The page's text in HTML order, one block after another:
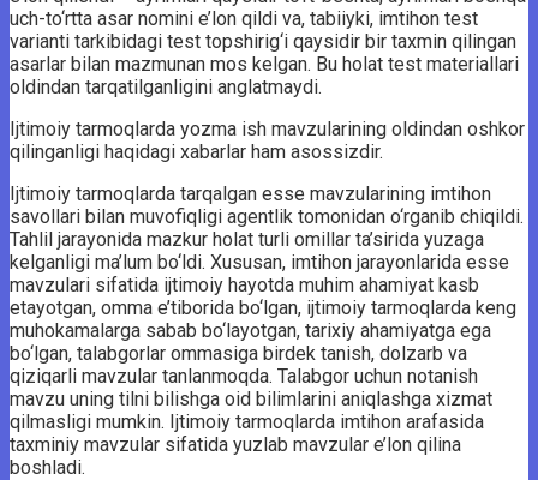
uch-to‘rtta asar nomini e’lon qildi va, tabiiyki, imtihon test
varianti tarkibidagi test topshirig‘i qaysidir bir taxmin qilingan
asarlar bilan mazmunan mos kelgan. Bu holat test materiallari
oldindan tarqatilganligini anglatmaydi.
Ijtimoiy tarmoqlarda yozma ish mavzularining oldindan oshkor
qilinganligi haqidagi xabarlar ham asossizdir.
Ijtimoiy tarmoqlarda tarqalgan esse mavzularining imtihon
savollari bilan muvofiqligi agentlik tomonidan o‘rganib chiqildi.
Tahlil jarayonida mazkur holat turli omillar ta’sirida yuzaga
kelganligi ma’lum bo‘ldi. Xususan, imtihon jarayonlarida esse
mavzulari sifatida ijtimoiy hayotda muhim ahamiyat kasb
etayotgan, omma e’tiborida bo‘lgan, ijtimoiy tarmoqlarda keng
muhokamalarga sabab bo‘layotgan, tarixiy ahamiyatga ega
bo‘lgan, talabgorlar ommasiga birdek tanish, dolzarb va
qiziqarli mavzular tanlanmoqda. Talabgor uchun notanish
mavzu uning tilni bilishga oid bilimlarini aniqlashga xizmat
qilmasligi mumkin. Ijtimoiy tarmoqlarda imtihon arafasida
taxminiy mavzular sifatida yuzlab mavzular e’lon qilina
boshladi.